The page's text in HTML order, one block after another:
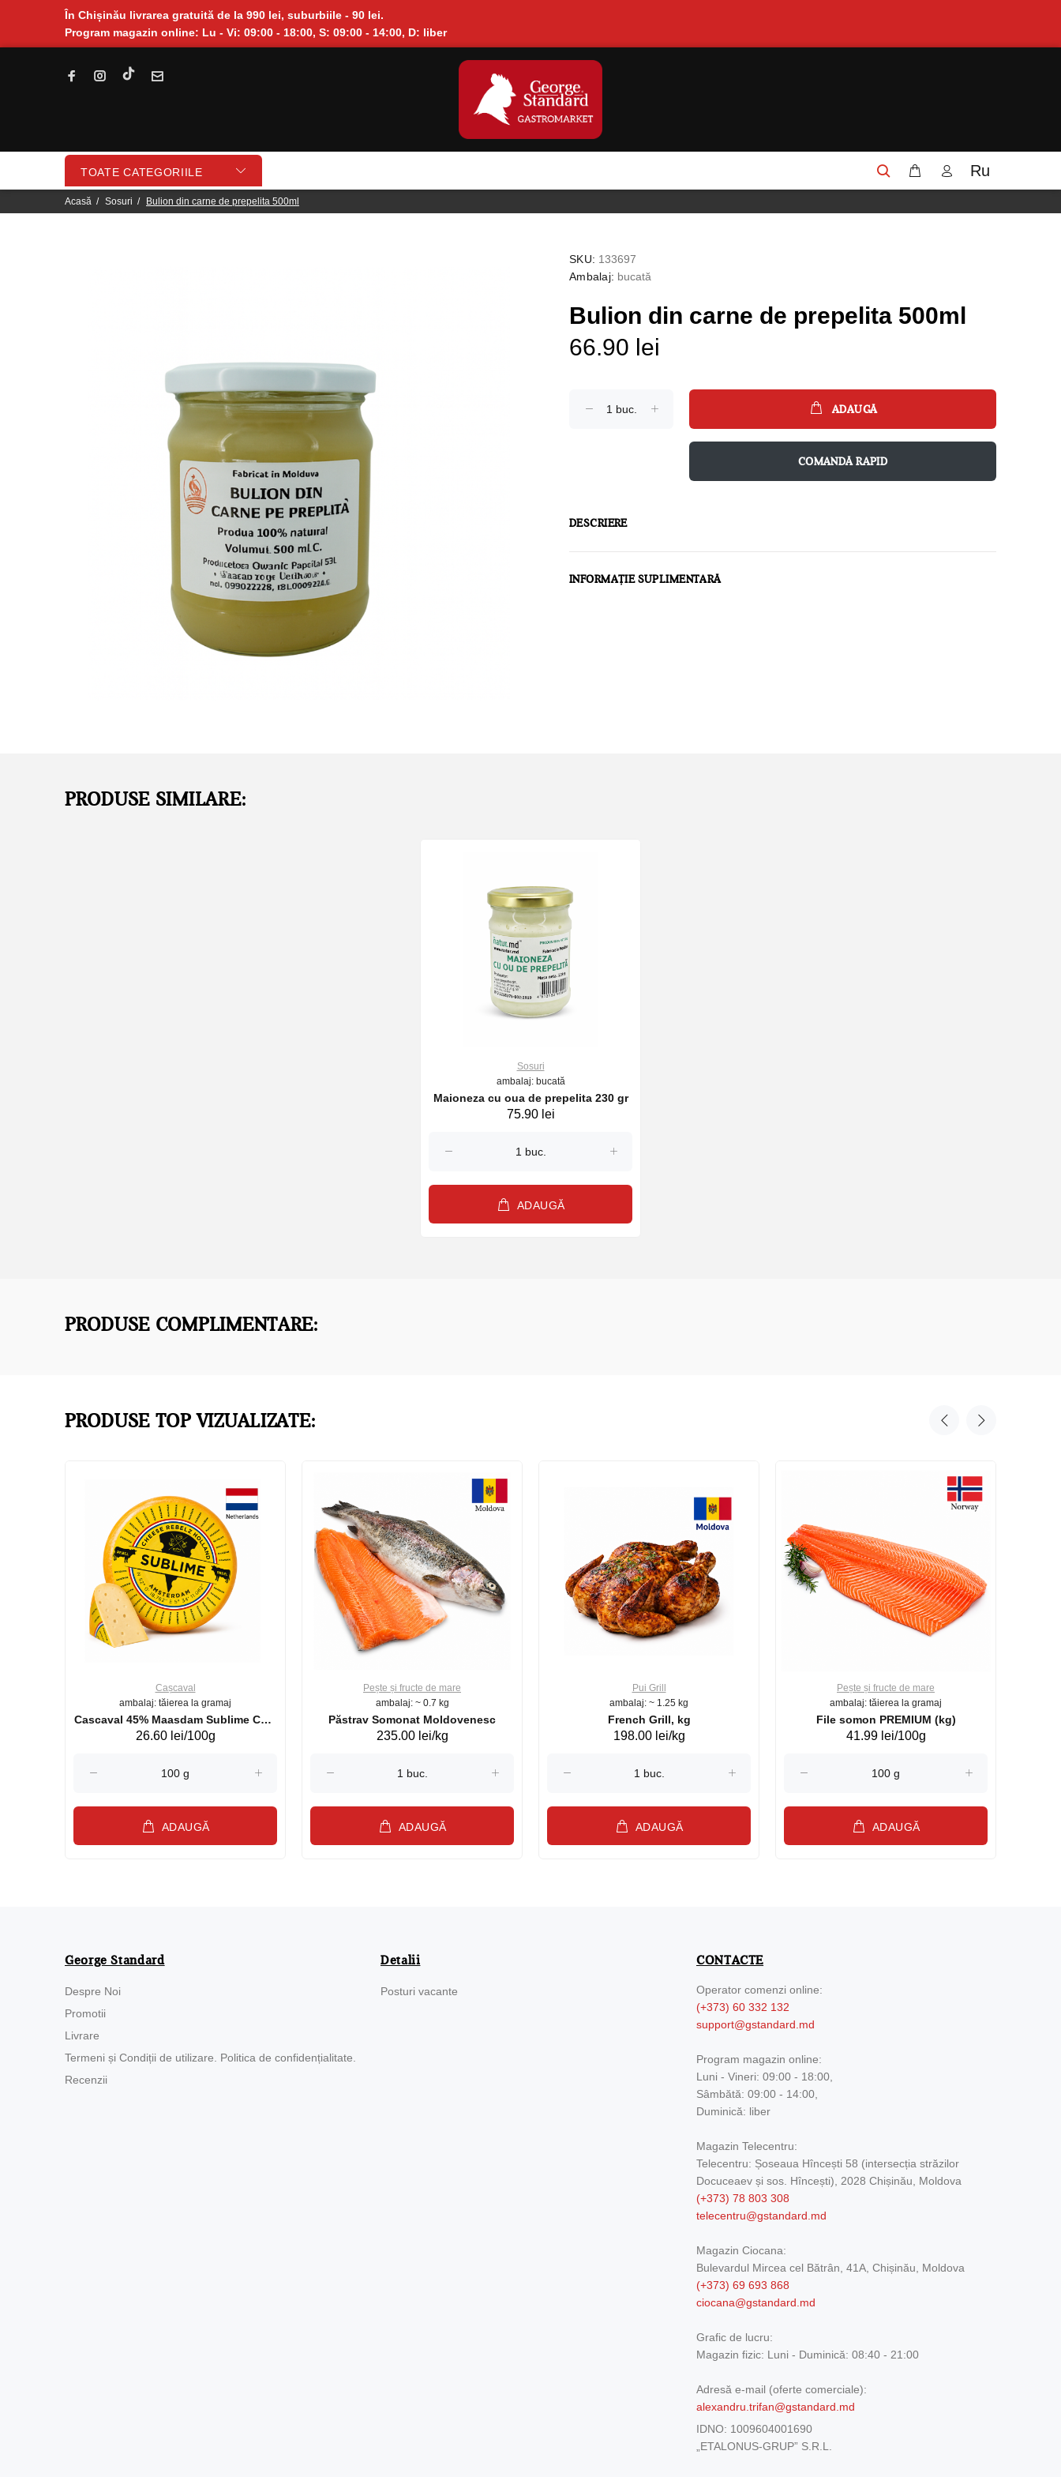
În Chișinău livrarea gratuită de la 990 lei, suburbiile - 90 lei.
Program magazin online: Lu - Vi: 09:00 - 18:00, S: 09:00 - 14:00, D: liber
TOATE CATEGORIILE Ru
Acasă Sosuri Bulion din carne de prepelita 500ml
SKU: 133697
Ambalaj: bucată
Bulion din carne de prepelita 500ml
66.90 lei
ADAUGĂ
COMANDĂ RAPID
DESCRIERE
INFORMAȚIE SUPLIMENTARĂ
PRODUSE SIMILARE:
Sosuri
ambalaj: bucată
Maioneza cu oua de prepelita 230 gr
75.90 lei
ADAUGĂ
PRODUSE COMPLIMENTARE:
PRODUSE TOP VIZUALIZATE:
Cașcaval
ambalaj: tăierea la gramaj
Cascaval 45% Maasdam Sublime Cow
(075002)
26.60 lei/100g
ADAUGĂ
Pește și fructe de mare
ambalaj: ~ 0.7 kg
Păstrav Somonat Moldovenesc
235.00 lei/kg
ADAUGĂ
Pui Grill
ambalaj: ~ 1.25 kg
French Grill, kg
198.00 lei/kg
ADAUGĂ
Pește și fructe de mare
ambalaj: tăierea la gramaj
File somon PREMIUM (kg)
41.99 lei/100g
ADAUGĂ
George Standard
Despre Noi
Promotii
Livrare
Termeni și Condiții de utilizare. Politica de confidențialitate.
Recenzii
Detalii
Posturi vacante
CONTACTE
Operator comenzi online:
(+373) 60 332 132
support@gstandard.md
Program magazin online:
Luni - Vineri: 09:00 - 18:00,
Sâmbătă: 09:00 - 14:00,
Duminică: liber
Magazin Telecentru:
Telecentru: Șoseaua Hîncești 58 (intersecția străzilor
Docuceaev și sos. Hîncești), 2028 Chișinău, Moldova
(+373) 78 803 308
telecentru@gstandard.md
Magazin Ciocana:
Bulevardul Mircea cel Bătrân, 41A, Chișinău, Moldova
(+373) 69 693 868
ciocana@gstandard.md
Grafic de lucru:
Magazin fizic: Luni - Duminică: 08:40 - 21:00
Adresă e-mail (oferte comerciale):
alexandru.trifan@gstandard.md
IDNO: 1009604001690
„ETALONUS-GRUP” S.R.L.